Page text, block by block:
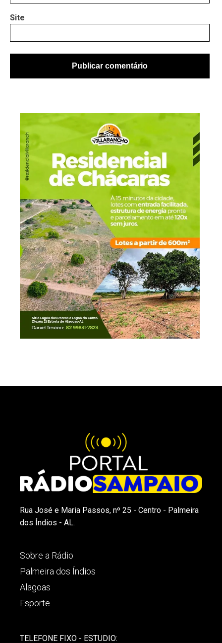
Site
Rua José e Maria Passos, nº 25 - Centro - Palmeira
dos Índios - AL.
Sobre a Rádio
Palmeira dos Índios
Alagoas
Esporte
TELEFONE FIXO - ESTUDIO: